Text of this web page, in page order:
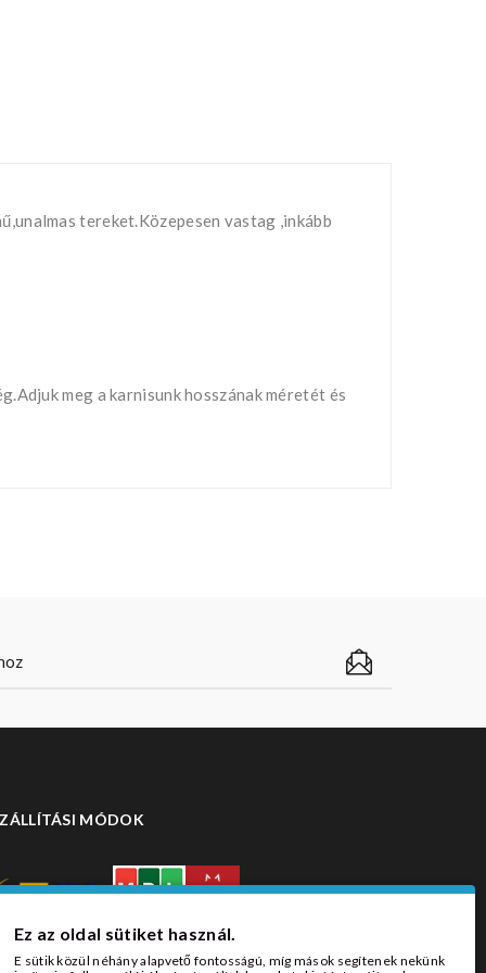
tereket.Közepesen vastag ,inkább
meg a karnisunk hosszának méretét és
MÓDOK
Ez az oldal sütiket használ.
E sütik közül néhány alapvető fontosságú, míg mások segítenek nekünk